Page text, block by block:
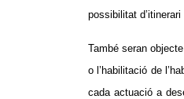
possibilitat
També seran
o l’habilitació de
cada actuació a